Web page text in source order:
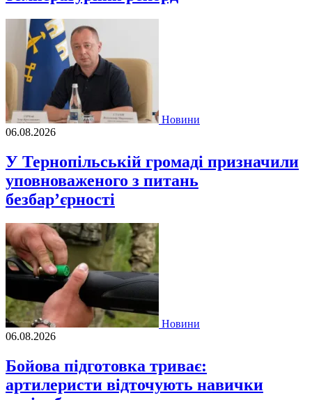
Новини
06.08.2026
У Тернопільській громаді призначили
уповноваженого з питань
безбар’єрності
Новини
06.08.2026
Бойова підготовка триває:
артилеристи відточують навички